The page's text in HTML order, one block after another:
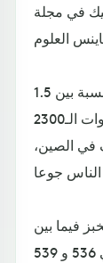
في مجلة
وانخفضت درجة الحرارة في صيف 536 بنسبة بين 1.5
درجة و2.5 درجة، ليبدأ أبرد عقد في السنوات الـ2300
في الصين،
فيما بين